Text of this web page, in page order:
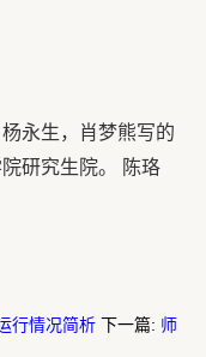
永生，肖梦熊写的
研究生院。 陈珞
行情况简析 下一篇: 师